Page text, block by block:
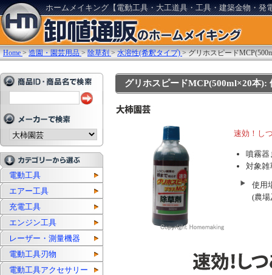
ホームメイキング【電動工具・大工道具・工具・建築金物・発
Home >造園・園芸用品 >除草剤 >水溶性(希釈タイプ) >グリホスピード
電動工具
エアー工具
充電工具
エンジン工具
レーザー・測量機器
電動工具刃物
電動工具アクセサリー
グリホスピードMCP(500ml×20本):
速効！し
噴霧器
対象雑
使用
(農